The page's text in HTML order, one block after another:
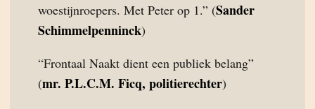
woestijnroepers. Met Peter op 1.” (Sander
Schimmelpenninck)
“Frontaal Naakt dient een publiek belang”
(mr. P.L.C.M. Ficq, politierechter)